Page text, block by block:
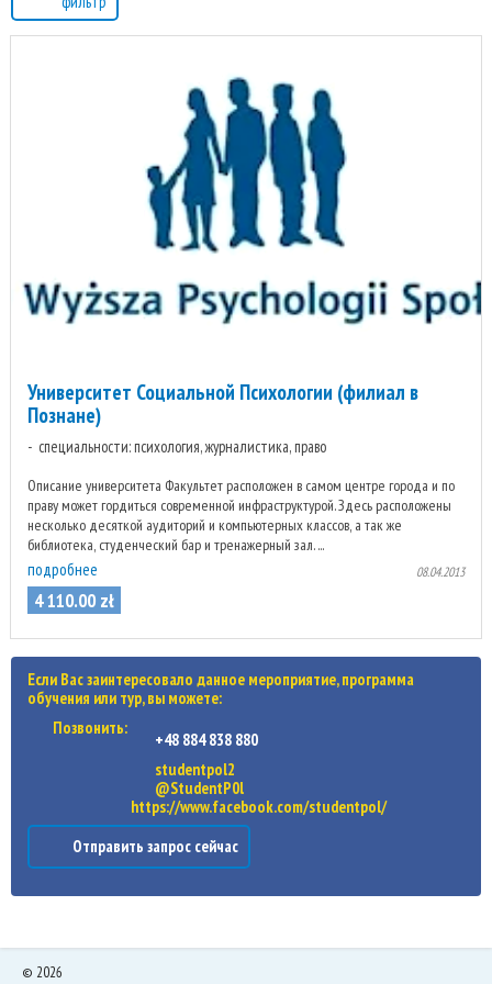
Университет Социальной Психологии (филиал в
Познане)
специальности: психология, журналистика, право
Описание университета Факультет расположен в самом центре города и по
праву может гордиться современной инфраструктурой. Здесь расположены
несколько десяткой аудиторий и компьютерных классов, а так же
библиотека, студенческий бар и тренажерный зал. ...
подробнее 08.04.2013
4 110.00 zł
Если Вас заинтересовало данное мероприятие, программа
обучения или тур, вы можете:
Позвонить:
+48 884 838 880
studentpol2
@StudentP0l
https://www.facebook.com/studentpol/
Отправить запрос сейчас
© 2026